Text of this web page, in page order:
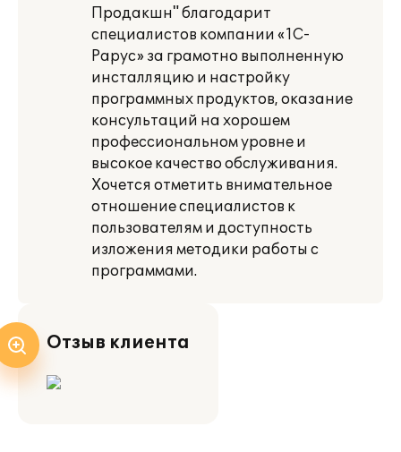
Продакшн" благодарит
специалистов компании «1С-
Рарус» за грамотно выполненную
инсталляцию и настройку
программных продуктов, оказание
консультаций на хорошем
профессиональном уровне и
высокое качество обслуживания.
Хочется отметить внимательное
отношение специалистов к
пользователям и доступность
изложения методики работы с
программами.
Отзыв клиента